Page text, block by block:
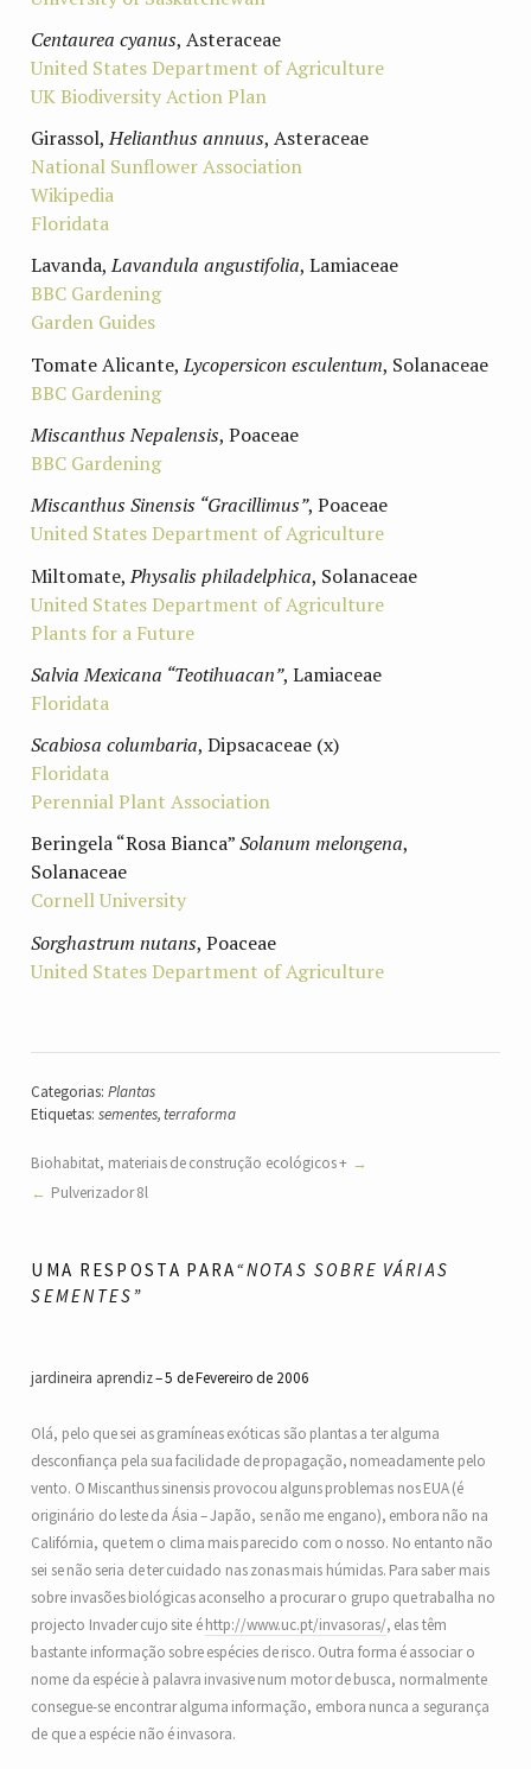
Centaurea cyanus, Asteraceae
United States Department of Agriculture
UK Biodiversity Action Plan
Girassol,Helianthus annuus, Asteraceae
National Sunflower Association
Wikipedia
Floridata
Lavanda,Lavandula angustifolia, Lamiaceae
BBC Gardening
Garden Guides
Tomate Alicante,Lycopersicon esculentum, Solanaceae
BBC Gardening
Miscanthus Nepalensis, Poaceae
BBC Gardening
Miscanthus Sinensis “Gracillimus”, Poaceae
United States Department of Agriculture
Miltomate,Physalis philadelphica, Solanaceae
United States Department of Agriculture
Plants for a Future
Salvia Mexicana “Teotihuacan”, Lamiaceae
Floridata
Scabiosa columbaria, Dipsacaceae (x)
Floridata
Perennial Plant Association
Beringela “Rosa Bianca”Solanum melongena,
Solanaceae
Cornell University
Sorghastrum nutans, Poaceae
United States Department of Agriculture
Categorias: Plantas
Etiquetas: sementes, terraforma
Biohabitat, materiais de construção ecológicos +
Pulverizador 8l
UMA RESPOSTA PARA“NOTAS SOBRE VÁRIAS
SEMENTES”
jardineira aprendiz 5 de Fevereiro de 2006
Olá, pelo que sei as gramíneas exóticas são plantas a ter alguma
desconfiança pela sua facilidade de propagação, nomeadamente pelo
vento. O Miscanthus sinensis provocou alguns problemas nos EUA (é
originário do leste da Ásia – Japão, se não me engano), embora não na
Califórnia, que tem o clima mais parecido com o nosso. No entanto não
sei se não seria de ter cuidado nas zonas mais húmidas. Para saber mais
sobre invasões biológicas aconselho a procurar o grupo que trabalha no
projecto Invader cujo site éhttp://www.uc.pt/invasoras/, elas têm
bastante informação sobre espécies de risco. Outra forma é associar o
nome da espécie à palavra invasive num motor de busca, normalmente
consegue-se encontrar alguma informação, embora nunca a segurança
de que a espécie não é invasora.